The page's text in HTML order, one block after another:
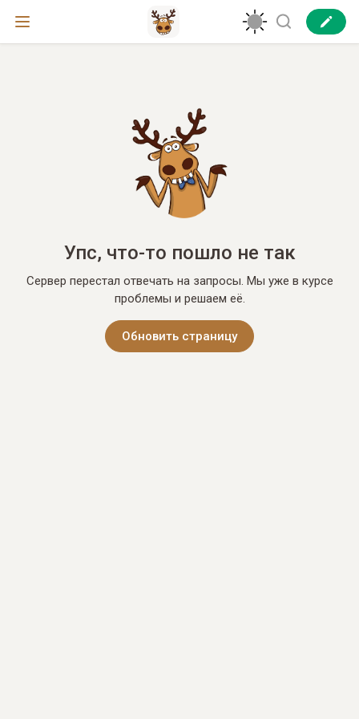
Упс, что-то пошло не так
Сервер перестал отвечать на запросы. Мы уже в курсе
проблемы и решаем её.
Обновить страницу